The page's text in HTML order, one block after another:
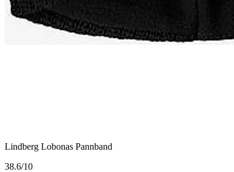
Lindberg Lobonas Pannband
38.6/10